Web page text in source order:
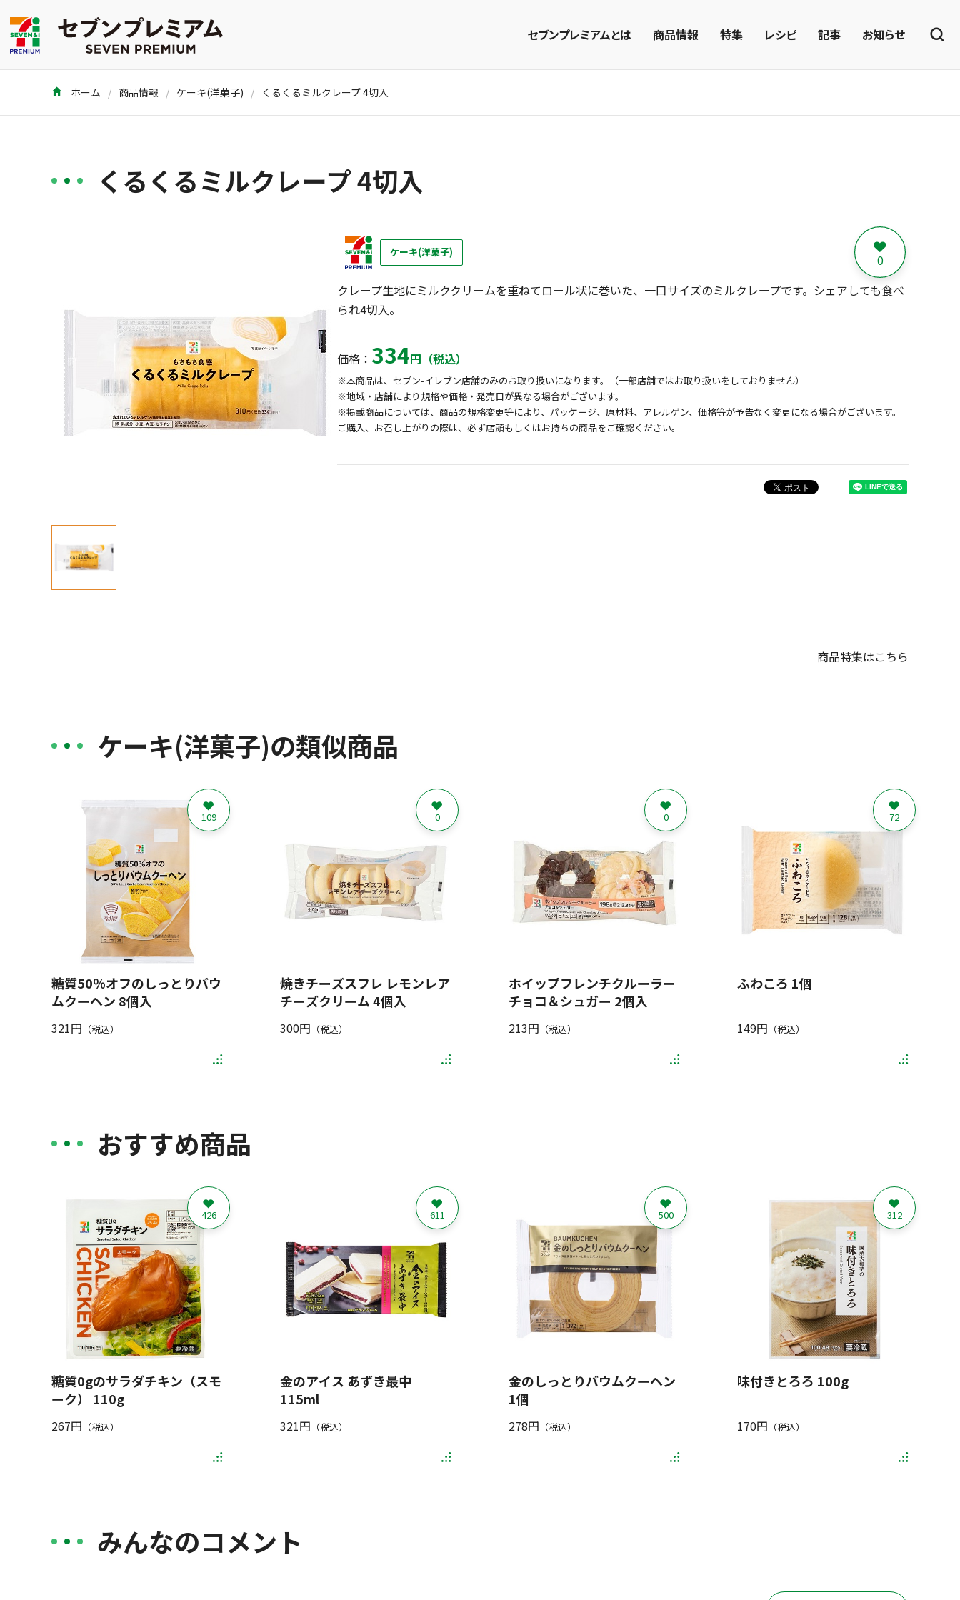
セブンプレミアムとは 商品情報 特集 レシピ 記事 お知らせ
ホーム 商品情報 ケーキ(洋菓子) くるくるミルクレープ 4切入
くるくるミルクレープ 4切入
ケーキ(洋菓子) 0
クレープ生地にミルククリームを重ねてロール状に巻いた、一口サイズのミルクレープです。シェアしても食べ
られ4切入。
価格： 334円（税込）
※本商品は、セブン-イレブン店舗のみのお取り扱いになります。（一部店舗ではお取り扱いをしておりません）
※地域・店舗により規格や価格・発売日が異なる場合がございます。
※掲載商品については、商品の規格変更等により、パッケージ、原材料、アレルゲン、価格等が予告なく変更になる場合がございます。
ご購入、お召し上がりの際は、必ず店頭もしくはお持ちの商品をご確認ください。
商品特集はこちら
ケーキ(洋菓子)の類似商品
糖質50％オフのしっとりバウ
ムクーヘン 8個入
321円 （税込）
109
焼きチーズスフレ レモンレア
チーズクリーム 4個入
300円 （税込）
0
ホイップフレンチクルーラー
チョコ＆シュガー 2個入
213円 （税込）
0
ふわころ 1個
149円 （税込）
72
おすすめ商品
糖質0gのサラダチキン（スモ
ーク） 110g
267円 （税込）
426
金のアイス あずき最中
115ml
321円 （税込）
611
金のしっとりバウムクーヘン
1個
278円 （税込）
500
味付きとろろ 100g
170円 （税込）
312
みんなのコメント